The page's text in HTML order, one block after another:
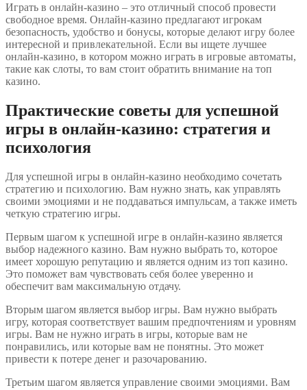
Играть в онлайн-казино – это отличный способ провести
свободное время. Онлайн-казино предлагают игрокам
безопасность, удобство и бонусы, которые делают игру более
интересной и привлекательной. Если вы ищете лучшее
онлайн-казино, в котором можно играть в игровые автоматы,
такие как слоты, то вам стоит обратить внимание на топ
казино.
Практические советы для успешной
игры в онлайн-казино: стратегия и
психология
Для успешной игры в онлайн-казино необходимо сочетать
стратегию и психологию. Вам нужно знать, как управлять
своими эмоциями и не поддаваться импульсам, а также иметь
четкую стратегию игры.
Первым шагом к успешной игре в онлайн-казино является
выбор надежного казино. Вам нужно выбрать то, которое
имеет хорошую репутацию и является одним из топ казино.
Это поможет вам чувствовать себя более уверенно и
обеспечит вам максимальную отдачу.
Вторым шагом является выбор игры. Вам нужно выбрать
игру, которая соответствует вашим предпочтениям и уровням
игры. Вам не нужно играть в игры, которые вам не
понравились, или которые вам не понятны. Это может
привести к потере денег и разочарованию.
Третьим шагом является управление своими эмоциями. Вам